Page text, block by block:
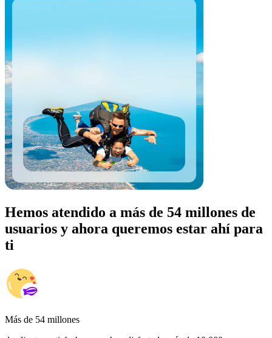
Hemos atendido a más de 54 millones de
usuarios y ahora queremos estar ahí para
ti
Más de 54 millones